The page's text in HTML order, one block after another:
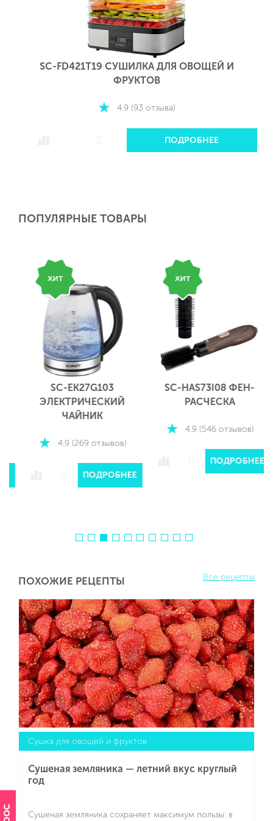
SC-FD421T19 СУШИЛКА ДЛЯ ОВОЩЕЙ И
ФРУКТОВ
4.9 (93 отзыва)
ПОДРОБНЕЕ
ПОПУЛЯРНЫЕ ТОВАРЫ
SC-EK27G103
ЭЛЕКТРИЧЕСКИЙ
ЧАЙНИК
4.9 (269 отзывов)
ПОДРОБНЕЕ
SC-HAS73I08 ФЕН-
РАСЧЕСКА
4.9 (546 отзывов)
ПОДРОБНЕЕ
ПОХОЖИЕ РЕЦЕПТЫ Все рецепты
Сушка для овощей и фруктов
Сушеная земляника — летний вкус круглый
год
Сушеная земляника сохраняет максимум пользы: в